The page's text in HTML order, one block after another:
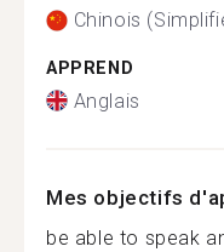
Chinois
APPREND
Anglais
Mes objectifs
be able to speak